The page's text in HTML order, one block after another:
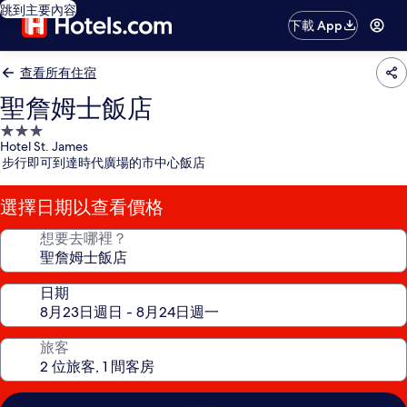
跳到主要內容
下載 App
查看所有住宿
聖詹姆士飯店
3.0
星
級
住
宿
Hotel St. James
步行即可到達時代廣場的市中心飯店
選擇日期以查看價格
想要去哪裡？
日期
旅客